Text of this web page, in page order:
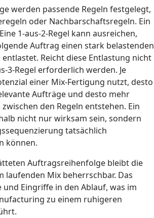
werden passende Regeln festgelegt,
oder Nachbarschaftsregeln. Ein
1-aus-2-Regel kann ausreichen,
Auftrag einen stark belastenden
Reicht diese Entlastung nicht
3-Regel erforderlich werden. Je
einer Mix-Fertigung nutzt, desto
Aufträge und desto mehr
den Regeln entstehen. Ein
nicht nur wirksam sein, sondern
tatsächlich
können.
Auftragsreihenfolge bleibt die
laufenden Mix beherrschbar. Das
und Eingriffe in den Ablauf, was im
zu einem ruhigeren